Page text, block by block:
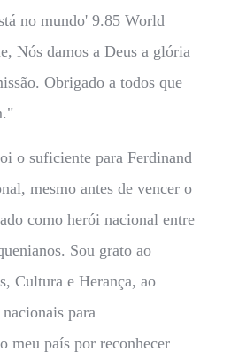
no mundo' 9.85 World
Nós damos a Deus a glória
Obrigado a todos que
o suficiente para Ferdinand
mesmo antes de vencer o
como herói nacional entre
Sou grato ao
Cultura e Herança, ao
para
meu país por reconhecer